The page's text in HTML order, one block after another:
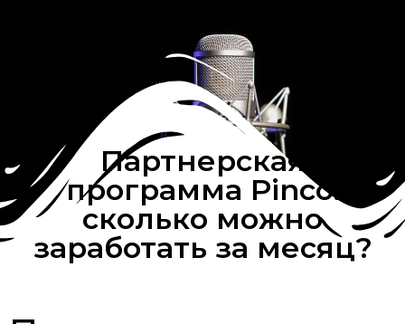
Партнерская
программа Pinco:
сколько можно
заработать за месяц?